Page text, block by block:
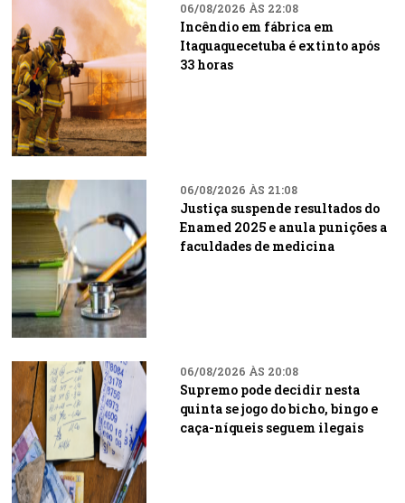
06/08/2026 ÀS 22:08
Incêndio em fábrica em
Itaquaquecetuba é extinto após
33 horas
06/08/2026 ÀS 21:08
Justiça suspende resultados do
Enamed 2025 e anula punições a
faculdades de medicina
06/08/2026 ÀS 20:08
Supremo pode decidir nesta
quinta se jogo do bicho, bingo e
caça-níqueis seguem ilegais